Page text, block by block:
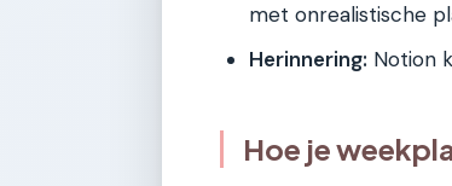
met onrealistische
Herinnering: Notion
Hoe je